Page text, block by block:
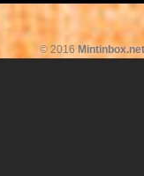
© 2016 Mintinbox.net